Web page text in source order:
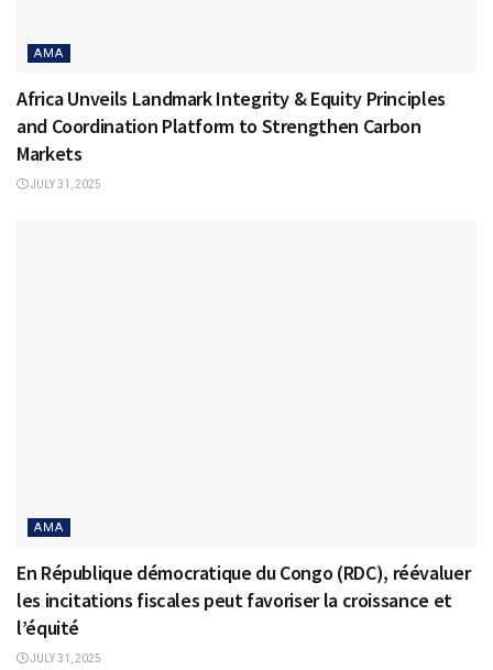
AMA
Africa Unveils Landmark Integrity & Equity Principles
and Coordination Platform to Strengthen Carbon
Markets
JULY 31, 2025
AMA
En République démocratique du Congo (RDC), réévaluer
les incitations fiscales peut favoriser la croissance et
l’équité
JULY 31, 2025